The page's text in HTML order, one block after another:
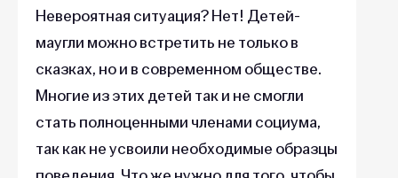
Невероятная ситуация? Нет! Детей-
маугли можно встретить не только в
сказках, но и в современном обществе.
Многие из этих детей так и не смогли
стать полноценными членами социума,
так как не усвоили необходимые образцы